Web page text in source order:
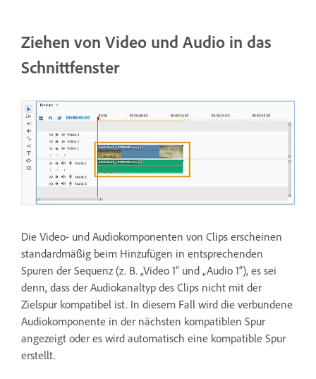
Ziehen von Video und Audio in das
Schnittfenster
Die Video- und Audiokomponenten von Clips erscheinen
standardmäßig beim Hinzufügen in entsprechenden
Spuren der Sequenz (z. B. „Video 1“ und „Audio 1“), es sei
denn, dass der Audiokanaltyp des Clips nicht mit der
Zielspur kompatibel ist. In diesem Fall wird die verbundene
Audiokomponente in der nächsten kompatiblen Spur
angezeigt oder es wird automatisch eine kompatible Spur
erstellt.